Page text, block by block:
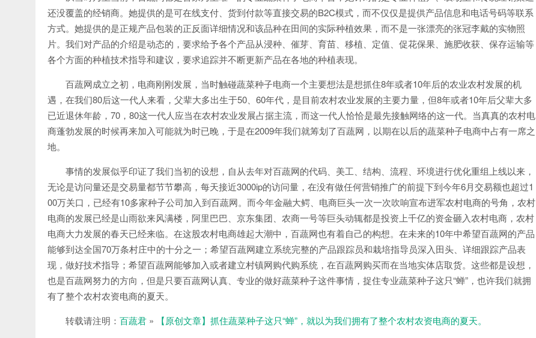
还没覆盖的经销商。她提供的是可在线支付、货到付款等直接交易的B2C模式，而不仅仅是提供产品信息和电话号码等联系
方式。她提供的是正规产品包装的正反面详细情况和该品种在田间的实际种植效果，而不是一张漂亮的张冠李戴的实物照
片。我们对产品的介绍是动态的，要求给予各个产品从浸种、催芽、育苗、移植、定值、促花保果、施肥收获、保存运输等
各个方面的种植技术指导和建议，要求追踪并不断更新产品在各地的种植表现。
百蔬网成立之初，电商刚刚发展，当时触碰蔬菜种子电商一个主要想法是想抓住8年或者10年后的农业农村发展的机
遇，在我们80后这一代人来看，父辈大多出生于50、60年代，是目前农村农业发展的主要力量，但8年或者10年后父辈大多
已近退休年龄，70，80这一代人应当在农村农业发展占据主流，而这一代人恰恰是最先接触网络的这一代。当真真的农村电
商蓬勃发展的时候再来加入可能就为时已晚，于是在2009年我们就筹划了百蔬网，以期在以后的蔬菜种子电商中占有一席之
地。
事情的发展似乎印证了我们当初的设想，自从去年对百蔬网的代码、美工、结构、流程、环境进行优化重组上线以来，
无论是访问量还是交易量都节节攀高，每天接近3000ip的访问量，在没有做任何营销推广的前提下到今年6月交易额也超过1
00万关口，已经有10多家种子公司加入到百蔬网。而今年金融大鳄、电商巨头一次一次吹响宣布进军农村电商的号角，农村
电商的发展已经是山雨欲来风满楼，阿里巴巴、京东集团、农商一号等巨头动辄都是投资上千亿的资金砸入农村电商，农村
电商大力发展的春天已经来临。在这股农村电商雄起大潮中，百蔬网也有着自己的构想。在未来的10年中希望百蔬网的产品
能够到达全国70万条村庄中的十分之一；希望百蔬网建立系统完整的产品跟踪员和栽培指导员深入田头、详细跟踪产品表
现，做好技术指导；希望百蔬网能够加入或者建立村镇网购代购系统，在百蔬网购买而在当地实体店取货。这些都是设想，
也是百蔬网努力的方向，但是只要百蔬网认真、专业的做好蔬菜种子这件事情，捉住专业蔬菜种子这只“蝉”，也许我们就拥
有了整个农村农资电商的夏天。
转载请注明： 百蔬君 » 【原创文章】抓住蔬菜种子这只“蝉”，就以为我们拥有了整个农村农资电商的夏天。